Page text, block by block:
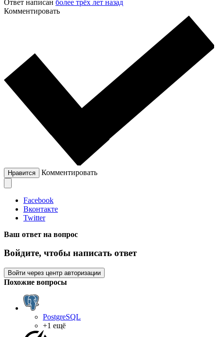
Ответ написан более трёх лет назад
Комментировать
Нравится Комментировать
Facebook
Вконтакте
Twitter
Ваш ответ на вопрос
Войдите, чтобы написать ответ
Войти через центр авторизации
Похожие вопросы
PostgreSQL
+1 ещё